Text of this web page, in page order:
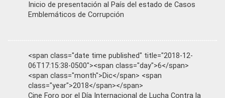
Inicio de presentación al País del estado de Casos
Emblemáticos de Corrupción
<span class="date time published" title="2018-12-
06T17:15:38-0500"><span class="day">6</span>
<span class="month">Dic</span> <span
class="year">2018</span></span>
Cine Foro por el Día Internacional de Lucha Contra la